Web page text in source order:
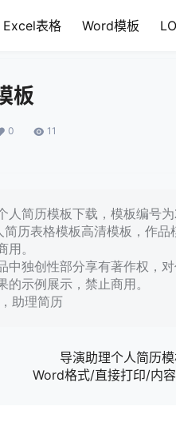
Excel表格 Word模板
板
0 11
人简历模板下载，模板编号
简历表格模板高清模板，作
用。
中独创性部分享有著作权，
示例展示，禁止商用。
助理简历
导演助理个人简历
Word格式/直接打印/内